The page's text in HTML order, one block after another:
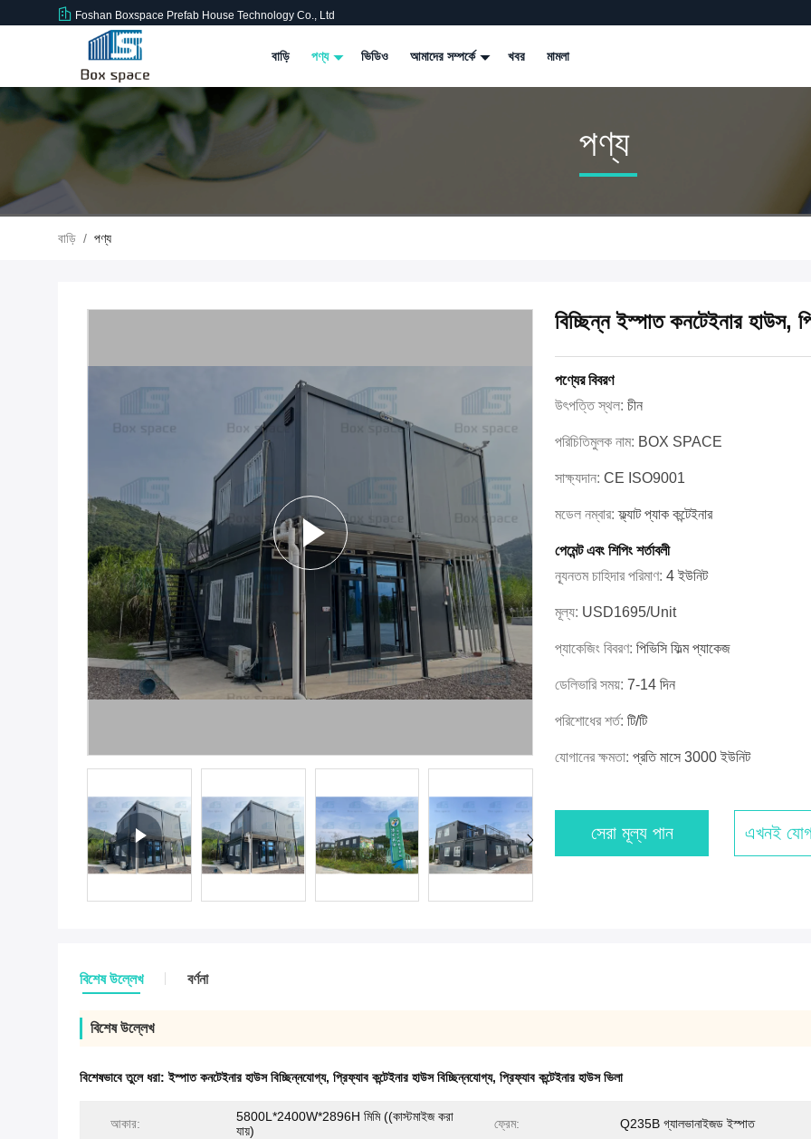
Foshan Boxspace Prefab House Technology Co., Ltd
বাড়ি পণ্য ভিডিও আমাদের সম্পর্কে খবর মামলা
পণ্য
বাড়ি / পণ্য
বিচ্ছিন্ন ইস্পাত কনটেইনার হাউস,
পণ্যের বিবরণ
উৎপত্তি স্থল: চীন
পরিচিতিমুলক নাম: BOX SPACE
সাক্ষ্যদান: CE ISO9001
মডেল নম্বার:ফ্ল্যাট প্যাক কন্টেইনার
পেমেন্ট এবং শিপিং শর্তাবলী
ন্যূনতম চাহিদার পরিমাণ: 4 ইউনিট
মূল্য: USD1695/unit
প্যাকেজিং বিবরণ: পিভিসি ফিল্ম প্যাকেজ
ডেলিভারি সময়: 7-14 দিন
পরিশোধের শর্ত: টি/টি
যোগানের ক্ষমতা: প্রতি মাসে 3000 ইউনিট
সেরা মূল্য পান এখনই
বিশেষ উল্লেখ বর্ণনা
বিশেষ উল্লেখ
বিশেষভাবে তুলে ধরা:ইস্পাত কনটেইনার হাউস বিচ্ছিন্নযোগ্য, প্রিফ্যাব কন্টেইনার হাউস বিচ্ছিন্নযোগ্য, প্রিফ্যাব কন্টেইনার হাউস ভিলা
আকার:
5800L*2400W*2896H মিমি ((কাস্টমাইজ করা
যায়)
ফ্রেম: Q235B গ্যালভানাইজড ইস্পাত